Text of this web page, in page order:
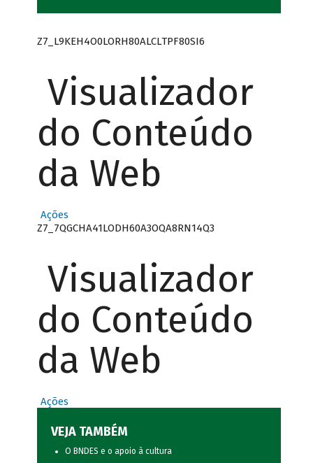
Z7_L9KEH4O0LORH80ALCLTPF80SI6
Visualizador
do Conteúdo
da Web
Ações
Z7_7QGCHA41LODH60A3OQA8RN14Q3
Visualizador
do Conteúdo
da Web
Ações
VEJA TAMBÉM
O BNDES e o apoio à cultura